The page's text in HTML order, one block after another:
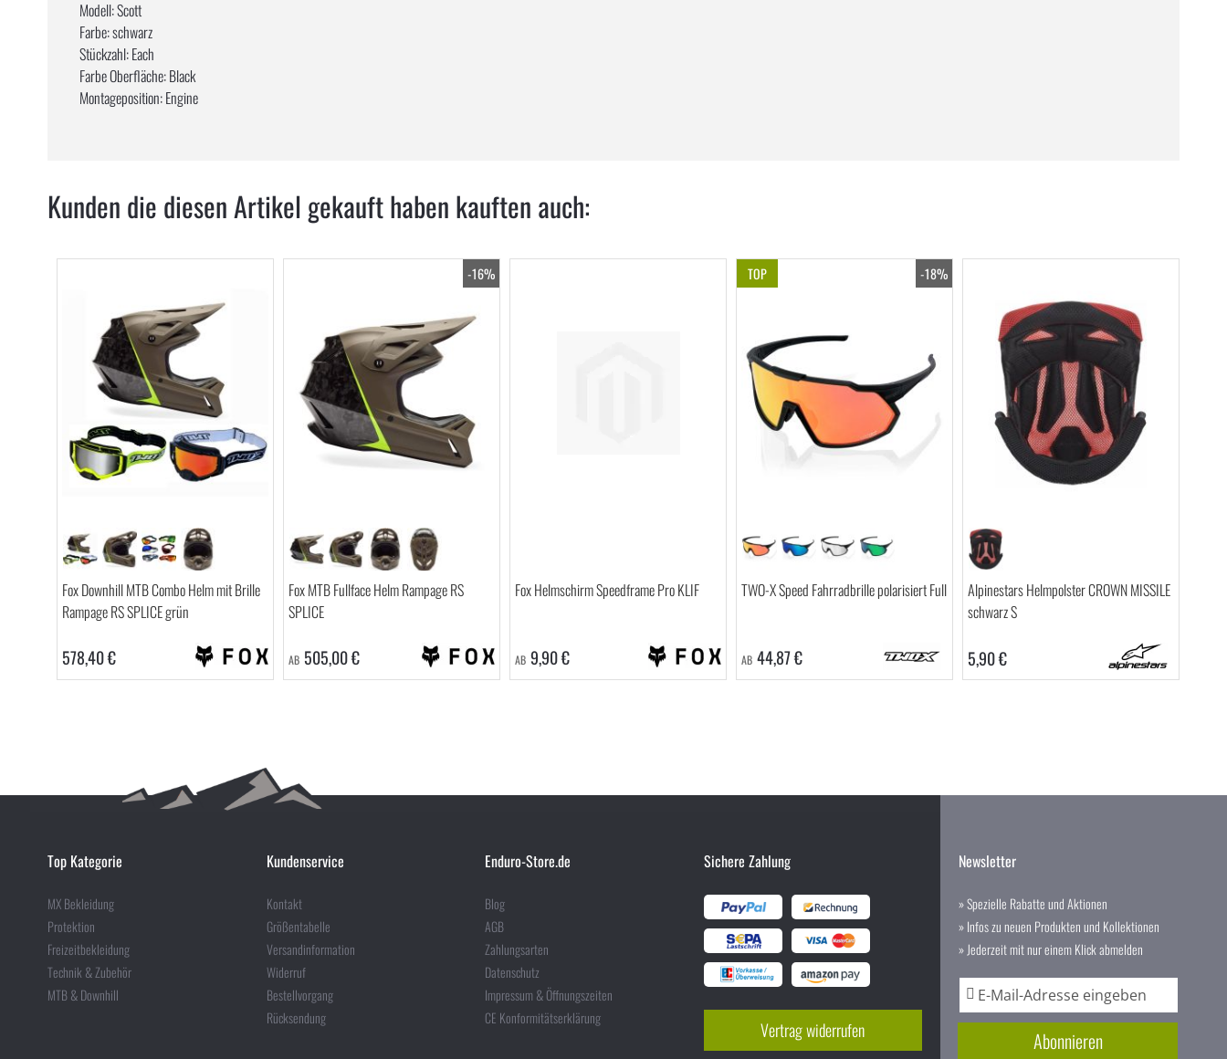
Modell: Scott
Farbe: schwarz
Stückzahl: Each
Farbe Oberfläche: Black
Montageposition: Engine
Kunden die diesen Artikel gekauft haben kauften auch:
Fox Downhill MTB Combo Helm mit Brille
Rampage RS SPLICE grün
578,40 €
-16%
Fox MTB Fullface Helm Rampage RS
SPLICE
AB 505,00 €
Fox Helmschirm Speedframe Pro KLIF
AB 9,90 €
TOP -18%
TWO-X Speed Fahrradbrille polarisiert Full
AB 44,87 €
Alpinestars Helmpolster CROWN MISSILE
schwarz S
5,90 €
Top Kategorie
MX Bekleidung
Protektion
Freizeitbekleidung
Technik & Zubehör
MTB & Downhill
Kundenservice
Kontakt
Größentabelle
Versandinformation
Widerruf
Bestellvorgang
Rücksendung
Enduro-Store.de
Blog
AGB
Zahlungsarten
Datenschutz
Impressum & Öffnungszeiten
CE Konformitätserklärung
Sichere Zahlung
Vertrag widerrufen
Newsletter
» Spezielle Rabatte und Aktionen
» Infos zu neuen Produkten und Kollektionen
» Jederzeit mit nur einem Klick abmelden
m
Abonnieren